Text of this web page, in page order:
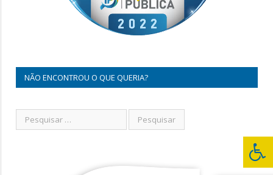
NÃO ENCONTROU O QUE QUERIA?